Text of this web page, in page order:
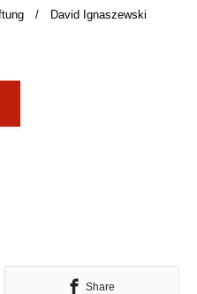
/ David Ignaszewski
Share